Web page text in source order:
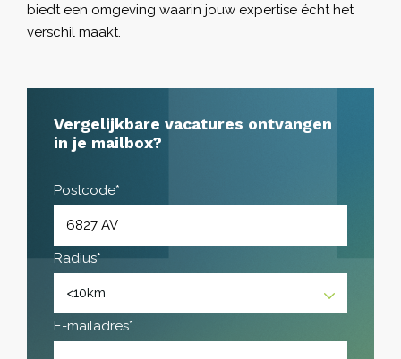
biedt een omgeving waarin jouw expertise écht het
verschil maakt.
Vergelijkbare vacatures ontvangen
in je mailbox?
Postcode*
Radius*
E-mailadres*